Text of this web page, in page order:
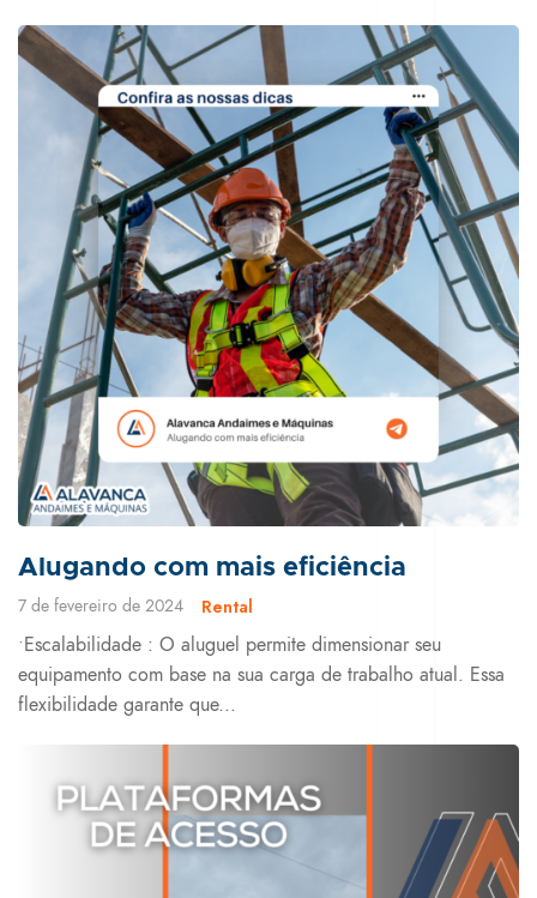
Alugando com mais eficiência
7 de fevereiro de 2024 Rental
•Escalabilidade : O aluguel permite dimensionar seu
equipamento com base na sua carga de trabalho atual. Essa
flexibilidade garante que...